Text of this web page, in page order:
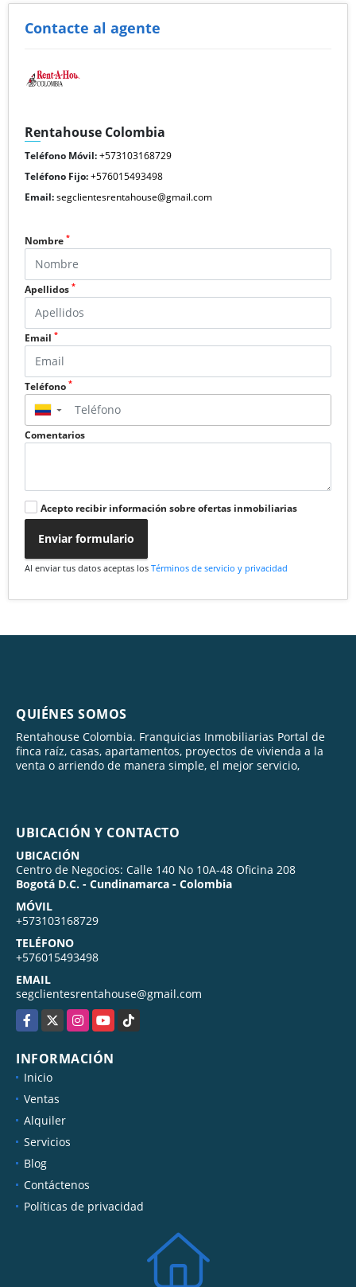
Contacte al agente
Rentahouse Colombia
Teléfono Móvil:+573103168729
Teléfono Fijo:+576015493498
Email:segclientesrentahouse@gmail.com
Nombre *
Apellidos *
Email *
Teléfono *
▼
Comentarios
Acepto recibir información sobre ofertas inmobiliarias
Enviar formulario
Al enviar tus datos aceptas los Términos de servicio y privacidad
QUIÉNES SOMOS
Rentahouse Colombia. Franquicias Inmobiliarias Portal de
finca raíz, casas, apartamentos, proyectos de vivienda a la
venta o arriendo de manera simple, el mejor servicio,
UBICACIÓN Y CONTACTO
UBICACIÓN
Centro de Negocios: Calle 140 No 10A-48 Oficina 208
Bogotá D.C. - Cundinamarca - Colombia
MÓVIL
+573103168729
TELÉFONO
+576015493498
EMAIL
segclientesrentahouse@gmail.com
Facebook
X InstagramYouTubeTikTok
INFORMACIÓN
Inicio
Ventas
Alquiler
Servicios
Blog
Contáctenos
Políticas de privacidad